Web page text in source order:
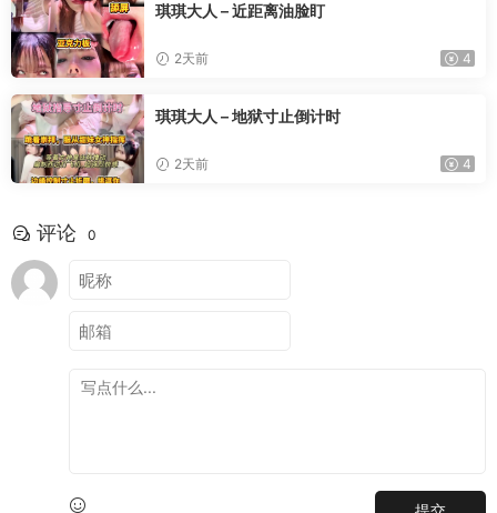
琪琪大人 – 近距离油脸盯
2天前 4
琪琪大人 – 地狱寸止倒计时
2天前 4
评论 0